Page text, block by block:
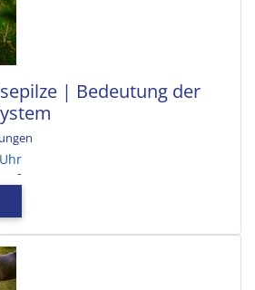
| Bedeutung der
-